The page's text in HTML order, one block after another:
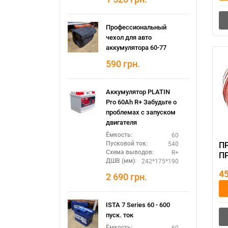
Профессиональный
чехол для авто
аккумулятора 60-77
590 грн.
Аккумулятор PLATIN
Pro 60Ah R+ Забудьте о
проблемах с запуском
двигателя
Ёмкость: 60
Пусковой ток: 540
Схема выводов: R+
ДШВ (мм): 242*175*190
2 690 грн.
ISTA 7 Series 60 - 600
пуск. ток